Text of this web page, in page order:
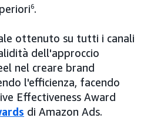
6.
ottenuto su tutti i canali
dell'approccio
nel creare brand
l'efficienza, facendo
Effectiveness Award
di Amazon Ads.